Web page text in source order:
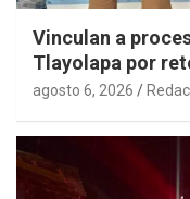
Vinculan a
Tlayolapa por
agosto 6, 2026